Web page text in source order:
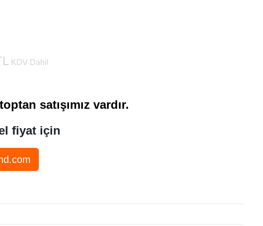
KDV Dahil
satışımız vardır.
fiyat için